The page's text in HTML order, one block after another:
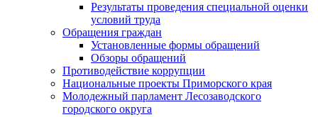
Результаты проведения специальной оценки
условий труда
Обращения граждан
Установленные формы обращений
Обзоры обращений
Противодействие коррупции
Национальные проекты Приморского края
Молодежный парламент Лесозаводского
городского округа